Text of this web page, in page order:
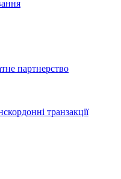
партнерство
транзакції